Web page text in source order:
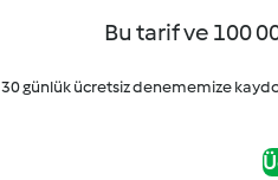
Bu tarif ve 100
30 günlük ücretsiz denememize